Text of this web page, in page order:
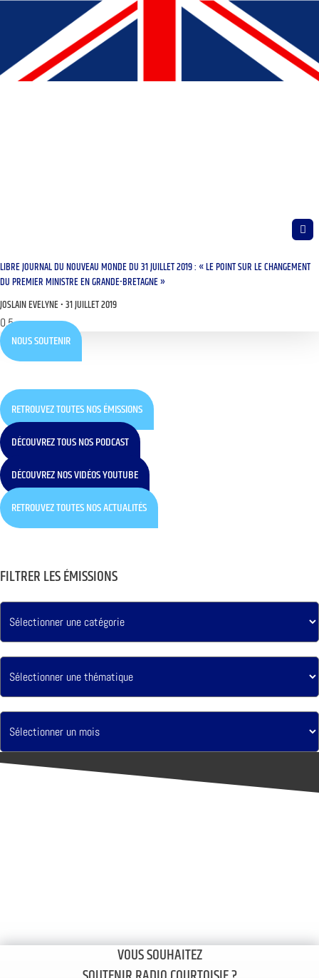
LIBRE JOURNAL DU NOUVEAU MONDE DU 31 JUILLET 2019 : « LE POINT SUR LE CHANGEMENT
DU PREMIER MINISTRE EN GRANDE-BRETAGNE »
JOSLAIN EVELYNE 31 JUILLET 2019
NOUS SOUTENIR
RETROUVEZ TOUTES NOS ÉMISSIONS
DÉCOUVREZ TOUS NOS PODCAST
DÉCOUVREZ NOS VIDÉOS YOUTUBE
RETROUVEZ TOUTES NOS ACTUALITÉS
FILTRER LES ÉMISSIONS
VOUS SOUHAITEZ